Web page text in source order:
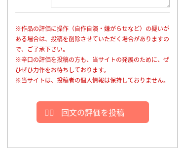
※作品の評価に操作（自作自演・嫌がらせなど）の疑いが
ある場合は、投稿を削除させていただく場合がありますの
で、ご了承下さい。
※辛口の評価を投稿の方も、当サイトの発展のために、ぜ
ひぜひ力作をお待ちしております。
※当サイトは、投稿者の個人情報は保持しておりません。
回文の評価を投稿